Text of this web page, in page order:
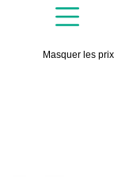
Masquer les prix